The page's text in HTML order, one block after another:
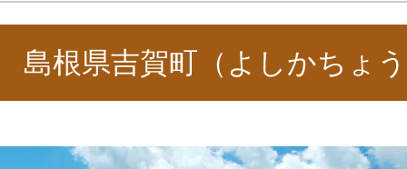
島根県吉賀町（よしかちょ